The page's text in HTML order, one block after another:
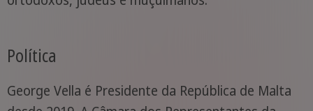
Política
George Vella é Presidente da República de Malta